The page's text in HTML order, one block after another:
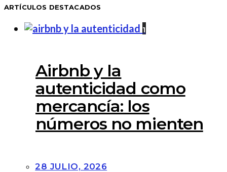
ARTÍCULOS DESTACADOS
1
Airbnb y la
autenticidad como
mercancía: los
números no mienten
28 JULIO, 2026